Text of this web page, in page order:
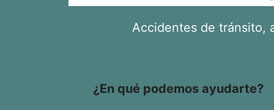
Accidentes de tránsito,
¿En qué podemos ayudarte?